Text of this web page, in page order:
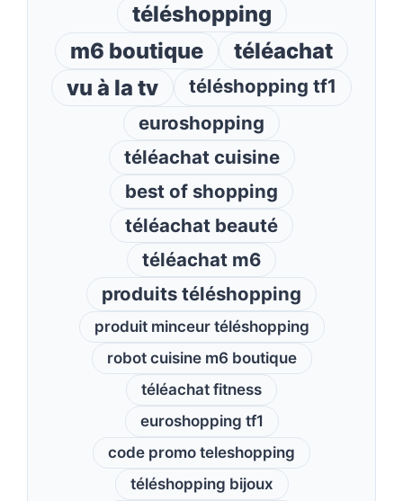
téléshopping
m6 boutique
téléachat
vu à la tv
téléshopping tf1
euroshopping
téléachat cuisine
best of shopping
téléachat beauté
téléachat m6
produits téléshopping
produit minceur téléshopping
robot cuisine m6 boutique
téléachat fitness
euroshopping tf1
code promo teleshopping
téléshopping bijoux